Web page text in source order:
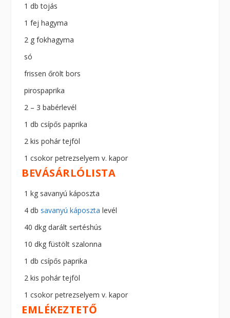
1 db tojás
1 fej hagyma
2 g fokhagyma
só
frissen őrölt bors
pirospaprika
2 – 3 babérlevél
1 db csípős paprika
2 kis pohár tejföl
1 csokor petrezselyem v. kapor
BEVÁSÁRLÓLISTA
1 kg savanyú káposzta
4 db savanyú káposzta levél
40 dkg darált sertéshús
10 dkg füstölt szalonna
1 db csípős paprika
2 kis pohár tejföl
1 csokor petrezselyem v. kapor
EMLÉKEZTETŐ